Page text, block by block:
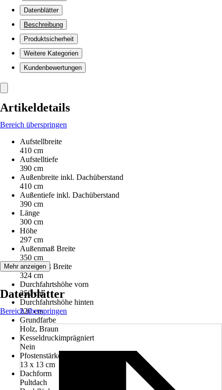
Datenblätter
Beschreibung
Produktsicherheit
Weitere Kategorien
Kundenbewertungen
Artikeldetails
Bereich überspringen
Aufstellbreite
410 cm
Aufstelltiefe
390 cm
Außenbreite inkl. Dachüberstand
410 cm
Außentiefe inkl. Dachüberstand
390 cm
Länge
300 cm
Höhe
297 cm
Außenmaß Breite
350 cm
Innenmaß Breite
324 cm
Durchfahrtshöhe vorn
250 cm
Durchfahrtshöhe hinten
220 cm
Grundfarbe
Holz, Braun
Kesseldruckimprägniert
Nein
Pfostenstärke
13 x 13 cm
Dachform
Pultdach
Mehr anzeigen
Datenblätter
Bereich überspringen